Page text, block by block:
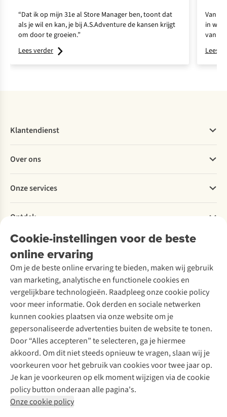
“Dat ik op mijn 31e al Store Manager ben, toont dat
als je wil en kan, je bij A.S.Adventure de kansen krijgt
om door te groeien.”
Lees verder
Van
in wel
van
Lees
Cookie-instellingen voor de beste
online ervaring
Om je de beste online ervaring te bieden, maken wij gebruik
van marketing, analytische en functionele cookies en
vergelijkbare technologieën. Raadpleeg onze cookie policy
voor meer informatie. Ook derden en sociale netwerken
kunnen cookies plaatsen via onze website om je
gepersonaliseerde advertenties buiten de website te tonen.
Door “Alles accepteren” te selecteren, ga je hiermee
akkoord. Om dit niet steeds opnieuw te vragen, slaan wij je
voorkeuren voor het gebruik van cookies voor twee jaar op.
Je kan je voorkeuren op elk moment wijzigen via de cookie
policy button onderaan alle pagina's.
Onze cookie policy
Klantendienst
Bestellen
Betalen
Levering
Retourneren
Bestelling herroepen
Garantie
Contact
Over ons
Explore More
Verantwoord ondernemen
Over Ayacucho
Onze winkels
Over A.S.Adventure
Toegankelijkheidsverklaring
Onze services
Ski-onderhoud
Wasservice
Schoenonderhoud
Schoenherstelling
Kledingherstelling
Retouches
Voor bedrijven
Ontdek
A.S.Magazine
Podcast
Explore Academy
Explore Camp
Gear Check
Inspiratie & advies
Meld je aan voor de nieuwsbrief
Follow us
Disclaimer Privacy Policy
Algemene voorwaarden
Cookie Policy